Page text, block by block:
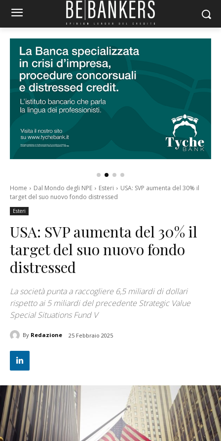
Home Dal Mondo degli NPE Esteri
USA: SVP aumenta del 30% il
target del suo nuovo fondo distressed
Esteri
USA: SVP aumenta del 30% il
target del suo nuovo fondo
distressed
La società punta a raccogliere 6,5 miliardi di dollari
rispetto ai 5 miliardi del precedente Strategic Value
Special Situations Fund V
By Redazione 25 Febbraio 2025